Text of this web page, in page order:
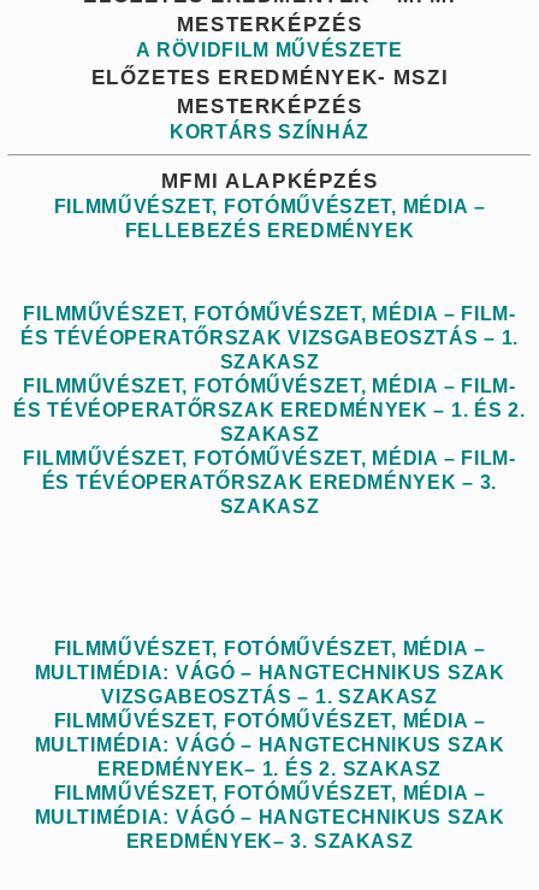
MESTERKÉPZÉS
A RÖVIDFILM MŰVÉSZETE
ELŐZETES EREDMÉNYEK- MSZI
MESTERKÉPZÉS
KORTÁRS SZÍNHÁZ
MFMI ALAPKÉPZÉS
FILMMŰVÉSZET, FOTÓMŰVÉSZET, MÉDIA –
FELLEBEZÉS EREDMÉNYEK
FILMMŰVÉSZET, FOTÓMŰVÉSZET, MÉDIA – FILM-
ÉS TÉVÉOPERATŐRSZAK VIZSGABEOSZTÁS – 1.
SZAKASZ
FILMMŰVÉSZET, FOTÓMŰVÉSZET, MÉDIA – FILM-
ÉS TÉVÉOPERATŐRSZAK EREDMÉNYEK – 1. ÉS 2.
SZAKASZ
FILMMŰVÉSZET, FOTÓMŰVÉSZET, MÉDIA – FILM-
ÉS TÉVÉOPERATŐRSZAK EREDMÉNYEK – 3.
SZAKASZ
FILMMŰVÉSZET, FOTÓMŰVÉSZET, MÉDIA –
MULTIMÉDIA: VÁGÓ – HANGTECHNIKUS SZAK
VIZSGABEOSZTÁS – 1. SZAKASZ
FILMMŰVÉSZET, FOTÓMŰVÉSZET, MÉDIA –
MULTIMÉDIA: VÁGÓ – HANGTECHNIKUS SZAK
EREDMÉNYEK– 1. ÉS 2. SZAKASZ
FILMMŰVÉSZET, FOTÓMŰVÉSZET, MÉDIA –
MULTIMÉDIA: VÁGÓ – HANGTECHNIKUS SZAK
EREDMÉNYEK– 3. SZAKASZ